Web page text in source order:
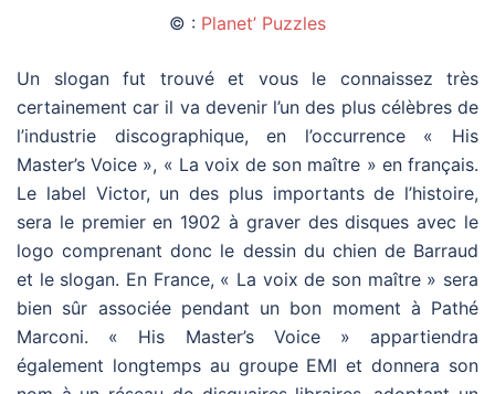
© : Planet’ Puzzles
Un slogan fut trouvé et vous le connaissez très
certainement car il va devenir l’un des plus célèbres de
l’industrie discographique, en l’occurrence « His
Master’s Voice », « La voix de son maître » en français.
Le label Victor, un des plus importants de l’histoire,
sera le premier en 1902 à graver des disques avec le
logo comprenant donc le dessin du chien de Barraud
et le slogan. En France, « La voix de son maître » sera
bien sûr associée pendant un bon moment à Pathé
Marconi. « His Master’s Voice » appartiendra
également longtemps au groupe EMI et donnera son